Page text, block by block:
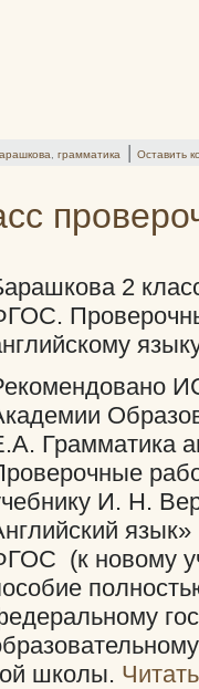
грамматика | Оставить
2
Грамматика
И. Н.
(к новому
школы.